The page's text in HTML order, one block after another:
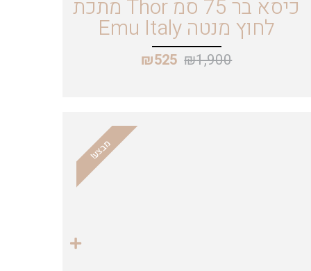
כיסא בר 75 סמ Thor מתכת
לחוץ מנטה Emu Italy
₪1,900
₪525
מבצע!